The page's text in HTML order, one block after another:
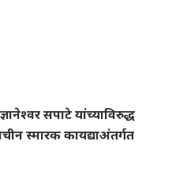
सपाटे यांच्याविरुद्ध
स्मारक कायद्याअंतर्गत